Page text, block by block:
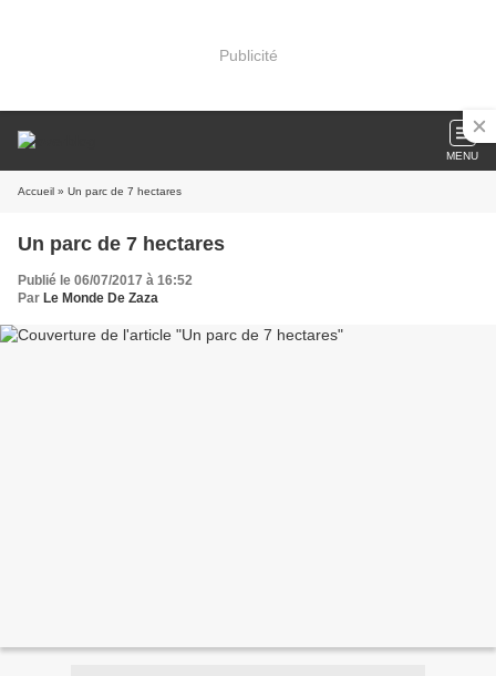
Publicité
MENU
Accueil » Un parc de 7 hectares
Un parc de 7 hectares
Publié le 06/07/2017 à 16:52
Par Le Monde De Zaza